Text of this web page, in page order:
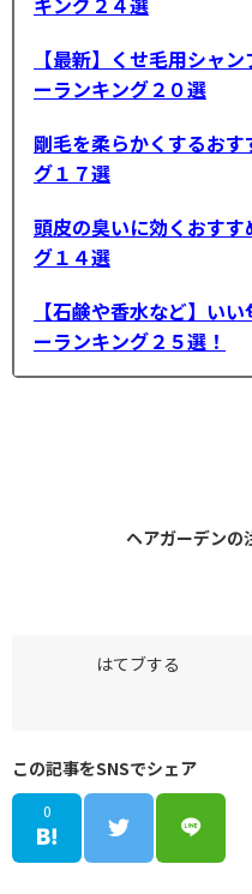
【最新】くせ毛用シャ
ーランキング２０選
剛毛を柔らかくするお
グ１７選
頭皮の臭いに効くおす
グ１４選
【石鹸や香水など】い
ーランキング２５選！
ヘアガーデンの
この記事をSNSでシェア
0